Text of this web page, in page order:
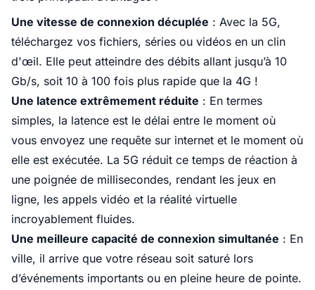
Une vitesse de connexion décuplée : Avec la 5G,
téléchargez vos fichiers, séries ou vidéos en un clin
d'œil. Elle peut atteindre des débits allant jusqu’à 10
Gb/s, soit 10 à 100 fois plus rapide que la 4G !
Une latence extrêmement réduite : En termes
simples, la latence est le délai entre le moment où
vous envoyez une requête sur internet et le moment où
elle est exécutée. La 5G réduit ce temps de réaction à
une poignée de millisecondes, rendant les jeux en
ligne, les appels vidéo et la réalité virtuelle
incroyablement fluides.
Une meilleure capacité de connexion simultanée : En
ville, il arrive que votre réseau soit saturé lors
d’événements importants ou en pleine heure de pointe.